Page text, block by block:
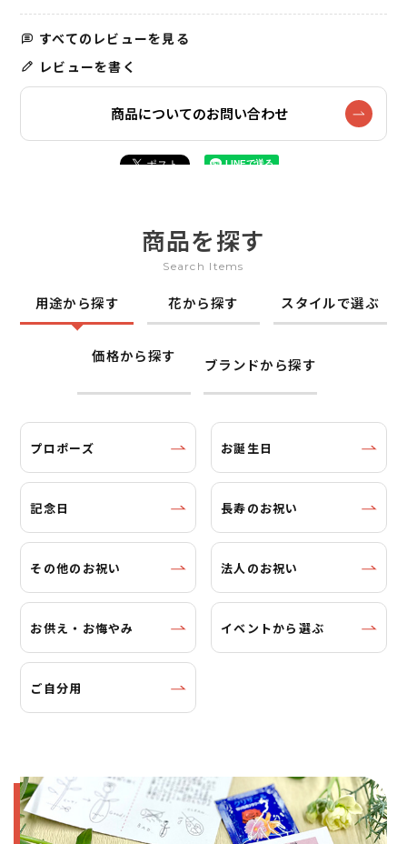
すべてのレビューを見る
レビューを書く
商品についてのお問い合わせ
商品を探す
Search Items
用途から探す 花から探す スタイルで選ぶ
価格から探す ブランドから探す
プロポーズ お誕生日
記念日 長寿のお祝い
その他のお祝い 法人のお祝い
お供え・お悔やみ イベントから選ぶ
ご自分用